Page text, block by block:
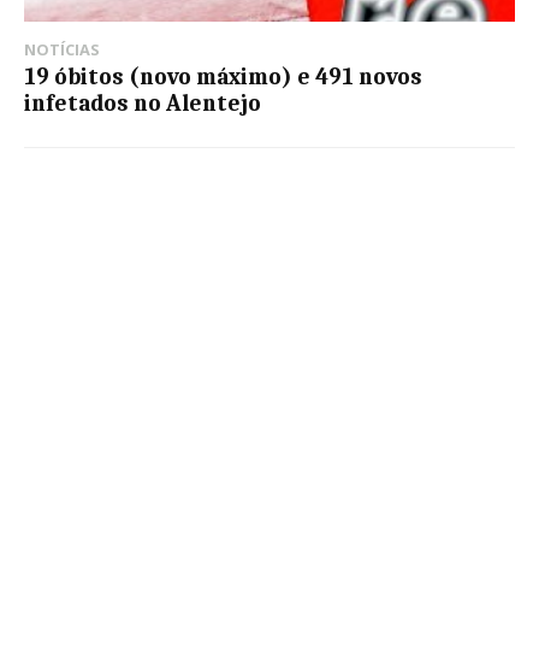
NOTÍCIAS
19 óbitos (novo máximo) e 491 novos
infetados no Alentejo